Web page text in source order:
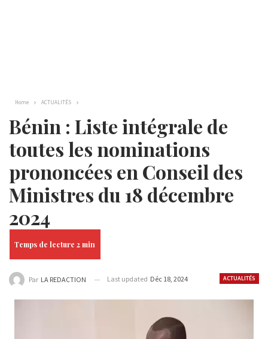
Home ACTUALITÉS
Bénin : Liste intégrale de
toutes les nominations
prononcées en Conseil des
Ministres du 18 décembre
2024
ACTUALITÉS
Par LA REDACTION Last updated Déc 18, 2024